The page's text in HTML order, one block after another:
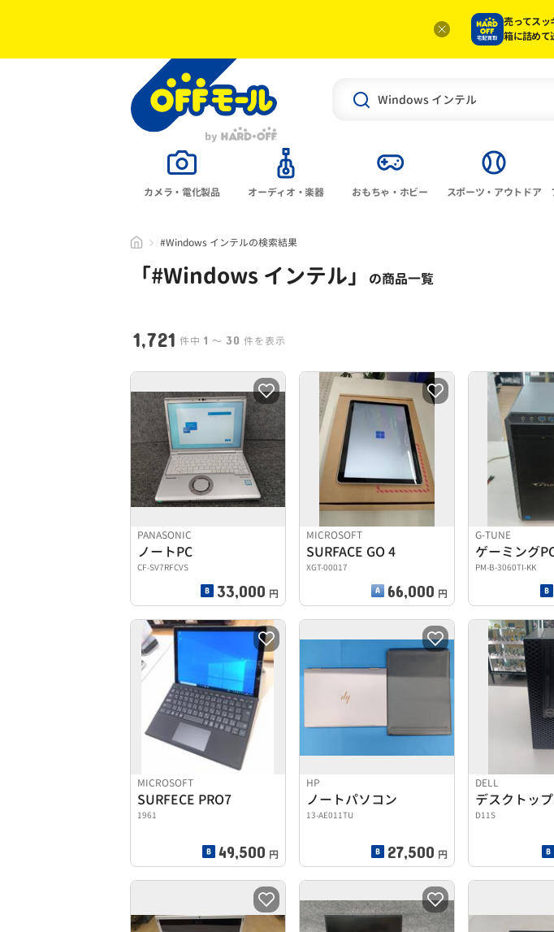
売ってスッ
箱に詰めて
カメラ・電化製品 オーディオ・楽器 おもちゃ・ホビー スポーツ・アウトドア
#Windows インテルの検索結果
「#Windows インテル」 の商品一覧
1,721 件中 1 〜 30 件を表示
PANASONIC
ノートPC
CF-SV7RFCVS
33,000 円
MICROSOFT
SURFACE GO 4
XGT-00017
66,000 円
G-TUNE
ゲーミング
PM-B-3060TI-KK
MICROSOFT
SURFECE PRO7
1961
49,500 円
HP
ノートパソコン
13-AE011TU
27,500 円
DELL
デスクトッ
D11S